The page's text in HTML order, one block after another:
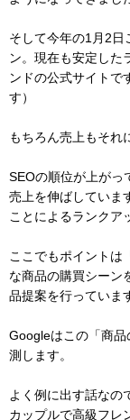
そして今年の1月2日
ン。現在も安定した
ンドの公式サイトで
す）
もちろん売上もそれ
SEOの順位が上がっ
売上を伸ばしていま
ことによるランクア
ここでもポイントは
な商品の購買シーン
品提案を行っていま
Googleはこの「商
測します。
よく例に出す話なの
カップルで高級フレ